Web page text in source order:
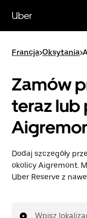
głównej
zawartości
Uber
Francja>Oksytania>
Zamów
teraz lub
Dodaj szczegóły
okolicy Aigremont.
Uber Reserve z
Wpisz